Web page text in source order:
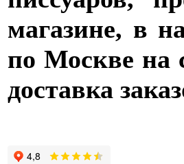
магазине, в
по Москве на
доставка